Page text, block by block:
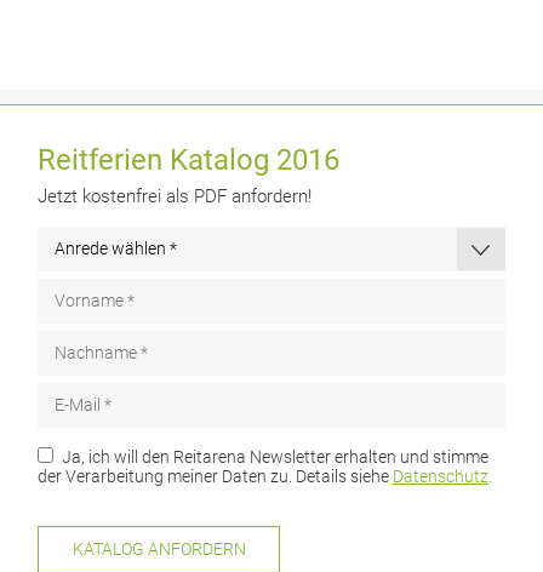
Reitferien Katalog 2016
Jetzt kostenfrei als PDF anfordern!
Ja, ich will den Reitarena Newsletter erhalten und stimme
der Verarbeitung meiner Daten zu. Details siehe Datenschutz